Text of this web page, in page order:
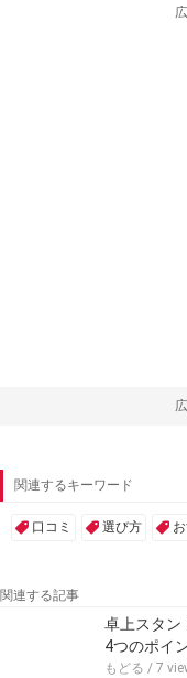
関連するキーワード
口コミ 選び方
関連する記事
卓上スタン
4つのポイ
もどる / 7